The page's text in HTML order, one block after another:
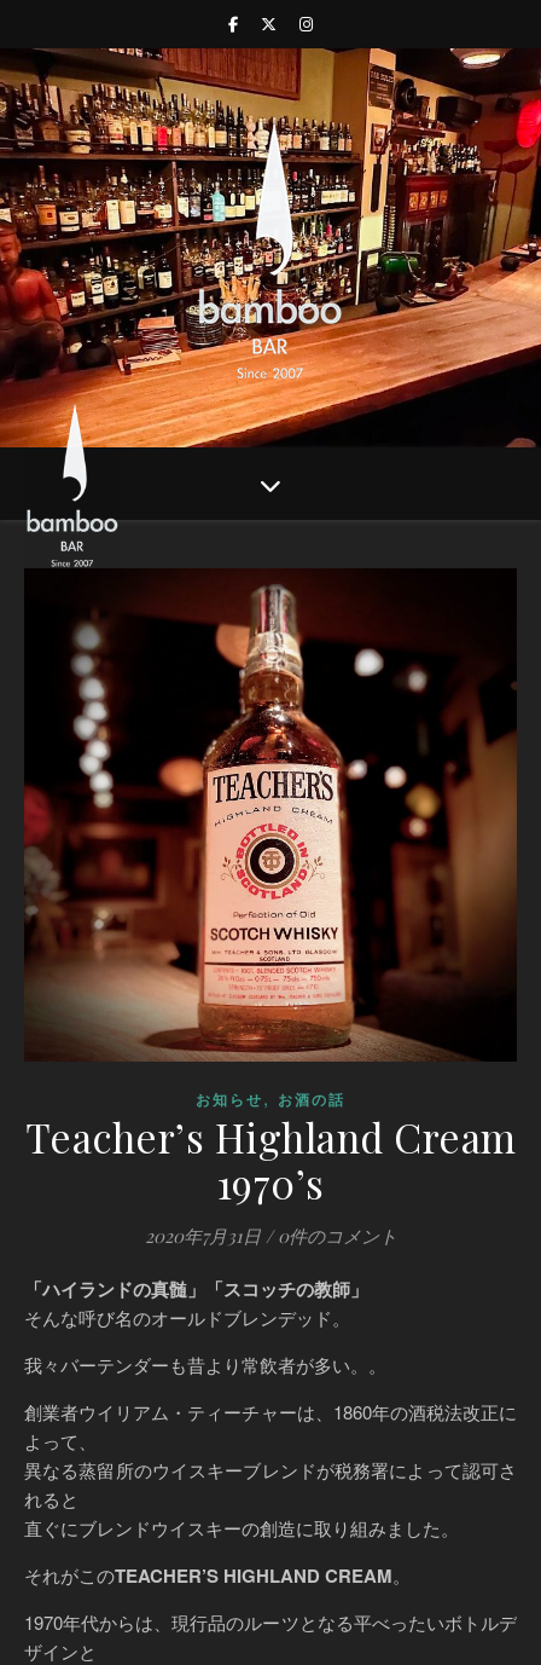
お知らせ, お酒の話
Teacher’s Highland Cream
1970’s
2020年7月31日 / 0件のコメント
「ハイランドの真髄」「スコッチの教師」
そんな呼び名のオールドブレンデッド。
我々バーテンダーも昔より常飲者が多い。。
創業者ウイリアム・ティーチャーは、1860年の酒税法改正に
よって、
異なる蒸留所のウイスキーブレンドが税務署によって認可さ
れると
直ぐにブレンドウイスキーの創造に取り組みました。
それがこのTEACHER’S HIGHLAND CREAM。
1970年代からは、現行品のルーツとなる平べったいボトルデ
ザインと